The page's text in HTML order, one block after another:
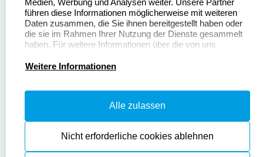
Dateivorgaben
Fragen & Antworten
Datenschutzerklärung
Widerrufsrecht
Zahlung & Versand
Widerruf & Rückgabe
Medien, Werbung und Analysen weiter. Unsere Partner
führen diese Informationen möglicherweise mit weiteren
Daten zusammen, die Sie ihnen bereitgestellt haben oder
die sie im Rahmen Ihrer Nutzung der Dienste gesammelt
haben. Für weitere Informationen über die von uns
Datenschutzerklärung.
Weitere Informationen
Alle zulassen
Nicht erforderliche cookies ablehnen